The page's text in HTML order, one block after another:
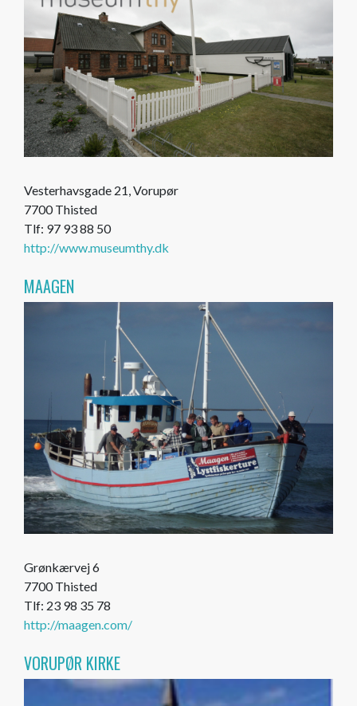
Vesterhavsgade 21, Vorupør
7700 Thisted
Tlf: 97 93 88 50
http://www.museumthy.dk
MAAGEN
Grønkærvej 6
7700 Thisted
Tlf: 23 98 35 78
http://maagen.com/
VORUPØR KIRKE